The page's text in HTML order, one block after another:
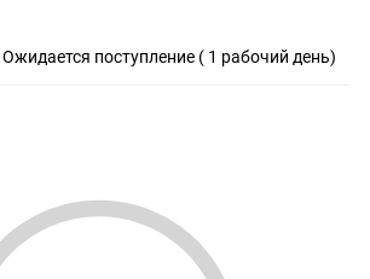
Ожидается поступление ( 1 рабочий день)